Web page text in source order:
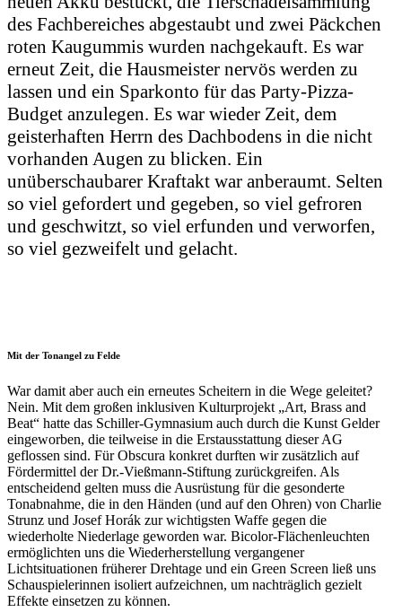
des Fachbereiches abgestaubt und zwei Päckchen
roten Kaugummis wurden nachgekauft. Es war
erneut Zeit, die Hausmeister nervös werden zu
lassen und ein Sparkonto für das Party-Pizza-
Budget anzulegen. Es war wieder Zeit, dem
geisterhaften Herrn des Dachbodens in die nicht
vorhanden Augen zu blicken. Ein
unüberschaubarer Kraftakt war anberaumt. Selten
so viel gefordert und gegeben, so viel gefroren
und geschwitzt, so viel erfunden und verworfen,
so viel gezweifelt und gelacht.
Mit der Tonangel zu Felde
War damit aber auch ein erneutes Scheitern in die Wege geleitet?
Nein. Mit dem großen inklusiven Kulturprojekt „Art, Brass and
Beat“ hatte das Schiller-Gymnasium auch durch die Kunst Gelder
eingeworben, die teilweise in die Erstausstattung dieser AG
geflossen sind. Für Obscura konkret durften wir zusätzlich auf
Fördermittel der Dr.-Vießmann-Stiftung zurückgreifen. Als
entscheidend gelten muss die Ausrüstung für die gesonderte
Tonabnahme, die in den Händen (und auf den Ohren) von Charlie
Strunz und Josef Horák zur wichtigsten Waffe gegen die
wiederholte Niederlage geworden war. Bicolor-Flächenleuchten
ermöglichten uns die Wiederherstellung vergangener
Lichtsituationen früherer Drehtage und ein Green Screen ließ uns
Schauspielerinnen isoliert aufzeichnen, um nachträglich gezielt
Effekte einsetzen zu können.